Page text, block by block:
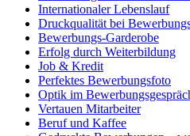
Internationaler Lebenslauf
Druckqualität bei
Bewerbungs-Garderobe
Erfolg durch Weiterbildung
Job & Kredit
Perfektes Bewerbungsfoto
Optik im
Vertauen Mitarbeiter
Beruf und Kaffee